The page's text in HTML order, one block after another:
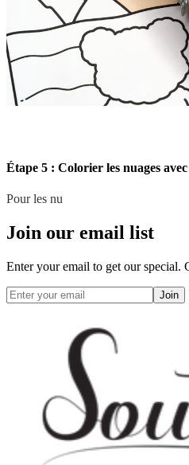
Étape 5 : Colorier les nuages
Pour les nu
Join our email list
Enter your email to get our special.
Join